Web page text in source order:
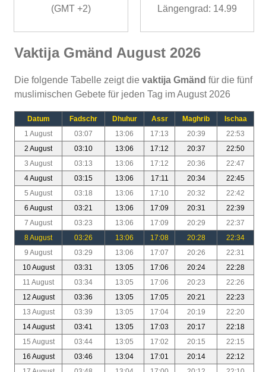
(GMT +2)
Längengrad: 14.99
Vaktija Gmänd August 2026
Die folgende Tabelle zeigt die vaktija Gmänd für die fünf
muslimischen Gebete für jeden Tag im August 2026
Datum Fadschr Dhuhur Assr Maghrib
Ischaa
1 August
03:07 13:06 17:13 20:39
22:53
2 August
03:10 13:06 17:12 20:37
22:50
3 August
03:13 13:06 17:12 20:36
22:47
4 August
03:15 13:06 17:11 20:34
22:45
5 August
03:18 13:06 17:10 20:32
22:42
6 August
03:21 13:06 17:09 20:31
22:39
7 August
03:23 13:06 17:09 20:29
22:37
8 August
03:26 13:06 17:08 20:28
22:34
9 August
03:29 13:06 17:07 20:26
22:31
10 August
03:31 13:05 17:06 20:24
22:28
11 August
03:34 13:05 17:06 20:23
22:26
12 August
03:36 13:05 17:05 20:21
22:23
13 August
03:39 13:05 17:04 20:19
22:20
14 August
03:41 13:05 17:03 20:17
22:18
15 August
03:44 13:05 17:02 20:15
22:15
16 August
03:46 13:04 17:01 20:14
22:12